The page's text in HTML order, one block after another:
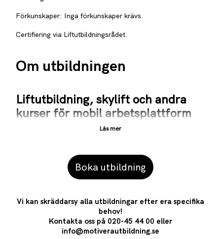
Förkunskaper: Inga förkunskaper krävs.
Certifiering via Liftutbildningsrådet.
Om utbildningen
Liftutbildning, skylift och andra
kurser för mobil arbetsplattform
och säkert. Denna skyliftkurs vänder sig till dig som
antingen är nybörjare eller har jobbat med lift tidigare men
av någon anledning saknar intyg på detta eller behöver
Utbildningen är både teoretisk och praktisk.
I utbildningen ingår en enklare variant av
Boka utbildning
Vi kan skräddarsy alla utbildningar efter era specifika
behov!
Kontakta oss på 020-45 44 00 eller
info@motiverautbildning.se